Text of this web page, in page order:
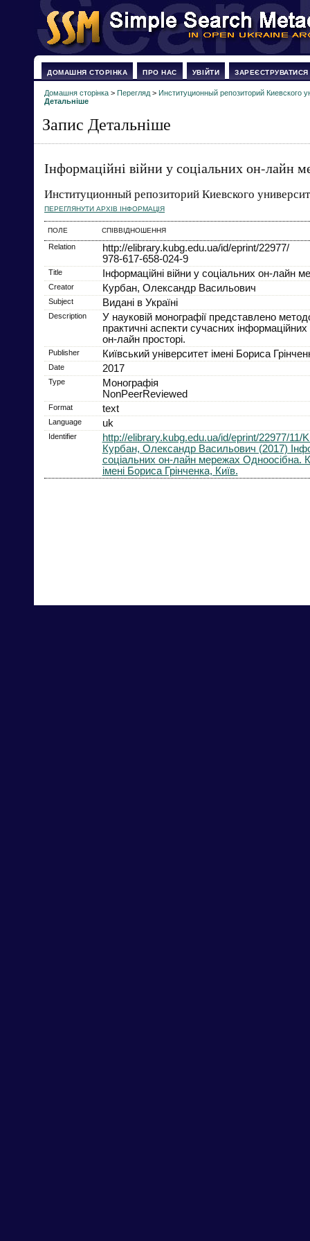
ДОМАШНЯ СТОРІНКА ПРО НАС УВІЙТИ ЗАРЕЄСТРУВАТИСЯ
Домашня сторінка > Перегляд > Институционный репозиторий Киевского
Детальніше
Запис Детальніше
Інформаційні війни у соціальних он-лайн
Институционный репозиторий Киевского
ПЕРЕГЛЯНУТИ АРХІВ ІНФОРМАЦІЯ
ПОЛЕ СПІВВІДНОШЕННЯ
Relation
http://elibrary.kubg.edu.ua/id/eprint/22977/
978-617-658-024-9
Title Інформаційні війни у соціальних он-лайн
Creator Курбан, Олександр Васильович
Subject Видані в Україні
Description
У науковій монографії представлено
практичні аспекти сучасних
он-лайн просторі.
Publisher Київський університет імені Бориса
Date 2017
Type
Монографія
NonPeerReviewed
Format text
Language uk
Identifier
http://elibrary.kubg.edu.ua/id/eprint/22977/11/
Курбан, Олександр Васильович (2017)
соціальних он-лайн мережах Одноосібна.
імені Бориса Грінченка, Київ.